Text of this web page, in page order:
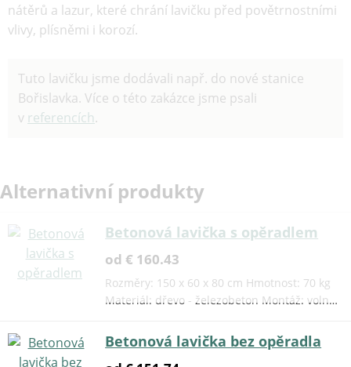
nátěrů a lazur, které chrání lavičku před povětrnostními
vlivy, plísněmi i korozí.
Tuto lavičku jsme dodávali např. do nové stanice
Bořislavka. Více o této zakázce jsme psali
v referencích.
Alternativní produkty
Betonová lavička s opěradlem
od € 160.43
Rozměry: 150 x 60 x 80 cm Hmotnost: 70 kg
Materiál: dřevo - železobeton Montáž: voln…
Betonová lavička bez opěradla